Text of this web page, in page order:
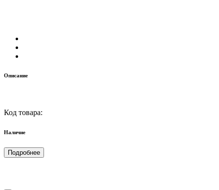
Описание
Код товара:
Наличие
Подробнее